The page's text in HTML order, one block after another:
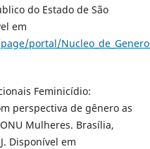
do Estado de São
em
portal/
Feminicídio:
perspectiva de gênero as
Mulheres. Brasília,
Disponível em